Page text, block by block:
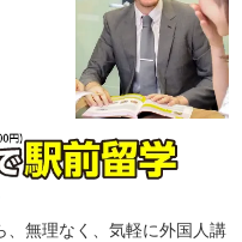
、無理なく、気軽に外国人講